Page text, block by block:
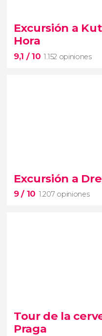
5.699 opiniones
el puente Carlos,
Excursión a
Hora
9,1 / 10 1.152 opiniones
El Tesoro del País
Excursión a
9/ 10 1.207 opiniones
1.207 opiniones
la
Tour de la
Praga